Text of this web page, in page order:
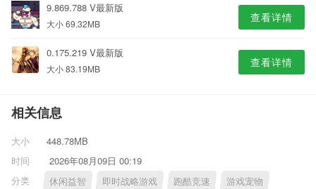
9.869.788 V最新版
大小 69.32MB 查看详情
0.175.219 V最新版
大小 83.19MB 查看详情
相关信息
大小
448.78MB
时间
2026年08月09日 00:19
分类
休闲益智 即时战略游戏 跑酷竞速 游戏宠物